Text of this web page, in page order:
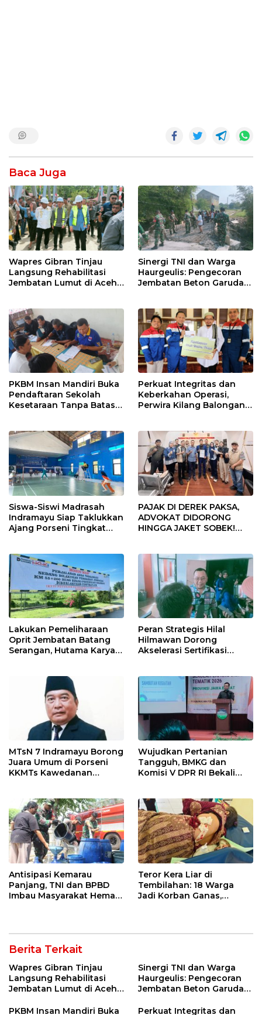
Baca Juga
Wapres Gibran Tinjau
Langsung Rehabilitasi
Jembatan Lumut di Aceh
Sinergi TNI dan Warga
Haurgeulis: Pengecoran
Jembatan Beton Garuda
PKBM Insan Mandiri Buka
Pendaftaran Sekolah
Kesetaraan Tanpa Batas
Perkuat Integritas dan
Keberkahan Operasi,
Perwira Kilang Balongan
Siswa-Siswi Madrasah
Indramayu Siap Taklukkan
Ajang Porseni Tingkat
PAJAK DI DEREK PAKSA,
ADVOKAT DIDORONG
HINGGA JAKET SOBEK!
Pekanbaru!
Lakukan Pemeliharaan
Oprit Jembatan Batang
Serangan, Hutama Karya
Peran Strategis Hilal
Hilmawan Dorong
Akselerasi Sertifikasi
Indramayu
MTsN 7 Indramayu Borong
Juara Umum di Porseni
KKMTs Kawedanan
Wujudkan Pertanian
Tangguh, BMKG dan
Komisi V DPR RI Bekali
Antisipasi Kemarau
Panjang, TNI dan BPBD
Imbau Masyarakat Hemat
Teror Kera Liar di
Tembilahan: 18 Warga
Jadi Korban Ganas,
Berita Terkait
Wapres Gibran Tinjau
Langsung Rehabilitasi
Jembatan Lumut di Aceh
Konektivitas Pulih Cepat
Sinergi TNI dan Warga
Haurgeulis: Pengecoran
Jembatan Beton Garuda
PKBM Insan Mandiri Buka
Perkuat Integritas dan